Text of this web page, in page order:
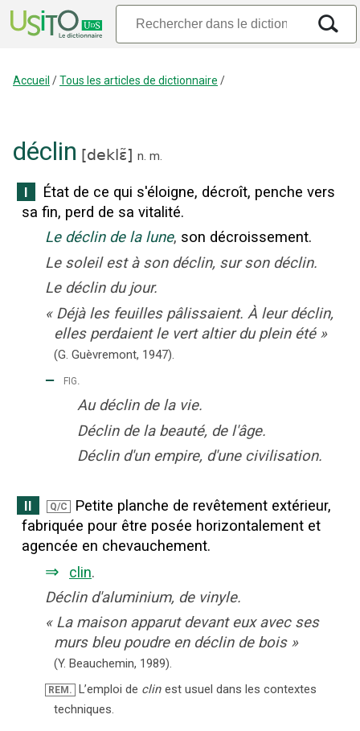
Accueil /Tous les articles de dictionnaire /
déclin [deklɛ̃] n. m.
I
État de ce qui s'éloigne, décroît, penche vers
sa fin, perd de sa vitalité.
Le déclin de la lune, son décroissement.
Le soleil est à son déclin, sur son déclin.
Le déclin du jour.
« Déjà les feuilles pâlissaient. À leur déclin,
elles perdaient le vert altier du plein été »
(G. Guèvremont, 1947).
‒ fig.
Au déclin de la vie.
Déclin de la beauté, de l'âge.
Déclin d'un empire, d'une civilisation.
II Q/C
Petite planche de revêtement extérieur,
fabriquée pour être posée horizontalement et
agencée en chevauchement.
⇒ clin.
Déclin d'aluminium, de vinyle.
« La maison apparut devant eux avec ses
murs bleu poudre en déclin de bois »
(Y. Beauchemin, 1989).
REM. L’emploi de clin est usuel dans les contextes
techniques.